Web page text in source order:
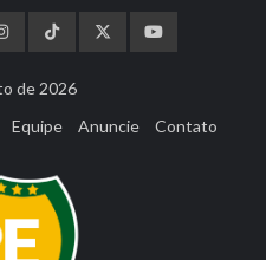
de 2026
Equipe Anuncie Contato